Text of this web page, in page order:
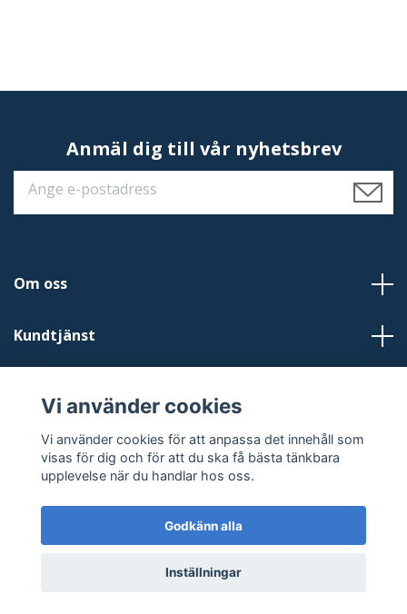
Anmäl dig till vår nyhetsbrev
Om oss
Kundtjänst
Sociala medier
© 2026 Horsel24.se
Vi använder cookies
Vi använder cookies för att anpassa det innehåll som
visas för dig och för att du ska få bästa tänkbara
upplevelse när du handlar hos oss.
Godkänn alla
Inställningar